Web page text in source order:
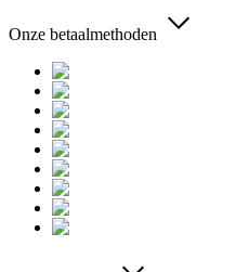
Onze betaalmethoden